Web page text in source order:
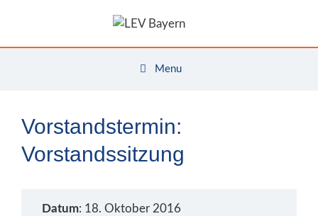
Menu
Vorstandstermin:
Vorstandssitzung
Datum: 18. Oktober 2016